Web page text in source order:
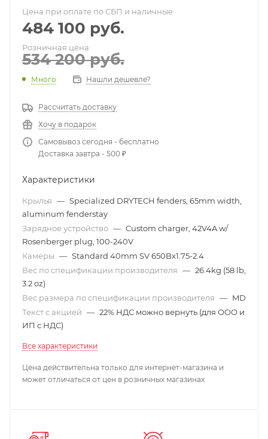
Цена при оплате по СБП и наличные
484 100 руб.
Розничная цена
534 200руб.
Много Нашли дешевле?
Рассчитать доставку
Хочу в подарок
Самовывоз сегодня - бесплатно
Доставка завтра - 500 ₽
Характеристики
Крылья — Specialized DRYTECH fenders, 65mm width,
aluminum fenderstay
Зарядное устройство — Custom charger, 42V4A w/
Rosenberger plug, 100-240V
Камеры — Standard 40mm SV 650Bx1.75-2.4
Вес по спецификации производителя — 26.4kg (58 lb,
3.2 oz)
Вес размера по спецификации производителя — MD
Текст с акцией — 22% НДС можно вернуть (для ООО и
ИП с НДС)
Все характеристики
Цена действительна только для интернет-магазина и
может отличаться от цен в розничных магазинах